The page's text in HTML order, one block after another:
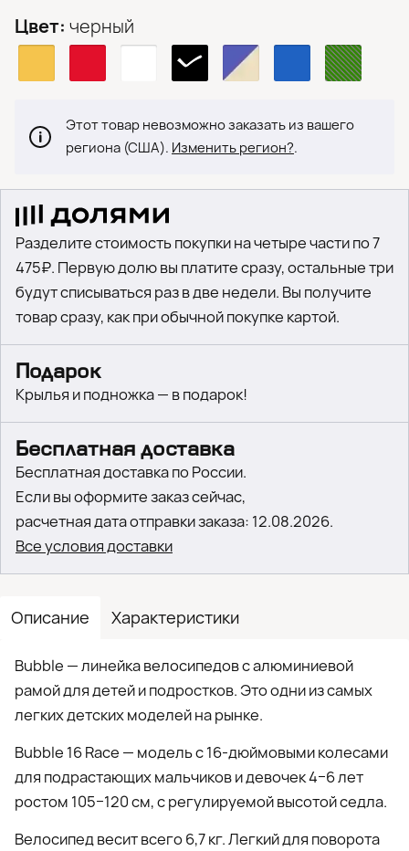
Описание Характеристики
Bubble — линейка велосипедов с алюминиевой
рамой для детей и подростков. Это одни из самых
легких детских моделей на рынке.
Bubble 16 Race — модель с 16-дюймовыми колесами
для подрастающих мальчиков и девочек 4−6 лет
ростом 105−120 см, с регулируемой высотой седла.
Велосипед весит всего 6,7 кг. Легкий для поворота
Цвет: черный
Этот товар невозможно заказать из вашего
региона (США). Изменить регион?.
Разделите стоимость покупки на четыре части по 7
475₽. Первую долю вы платите сразу, остальные три
будут списываться раз в две недели. Вы получите
товар сразу, как при обычной покупке картой.
Подарок
Крылья и подножка — в подарок!
Бесплатная доставка
Бесплатная доставка по России.
Если вы оформите заказ сейчас,
расчетная дата отправки заказа: 12.08.2026.
Все условия доставки